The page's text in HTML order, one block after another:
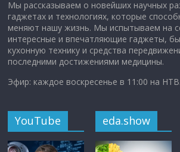
Мы рассказываем о новейших научных
гаджетах и технологиях, которые
меняют нашу жизнь. Мы испытываем на
интересные и впечатляющие гаджеты,
кухонную технику и средства
последними достижениями медицины.
Эфир: каждое воскресенье в 11:00 на НТВ.
YouTube eda.show